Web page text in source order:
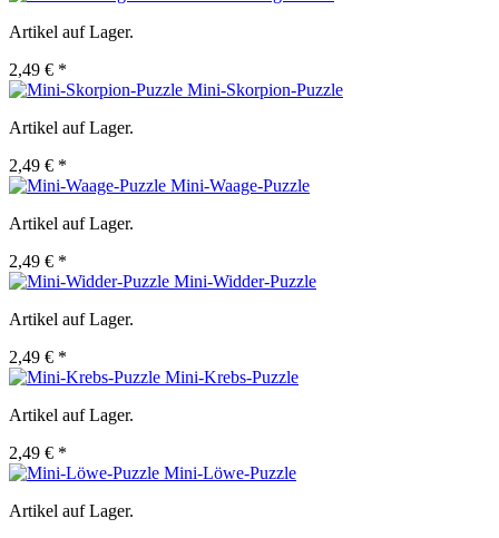
Artikel auf Lager.
2,49 € *
Mini-Skorpion-Puzzle
Artikel auf Lager.
2,49 € *
Mini-Waage-Puzzle
Artikel auf Lager.
2,49 € *
Mini-Widder-Puzzle
Artikel auf Lager.
2,49 € *
Mini-Krebs-Puzzle
Artikel auf Lager.
2,49 € *
Mini-Löwe-Puzzle
Artikel auf Lager.